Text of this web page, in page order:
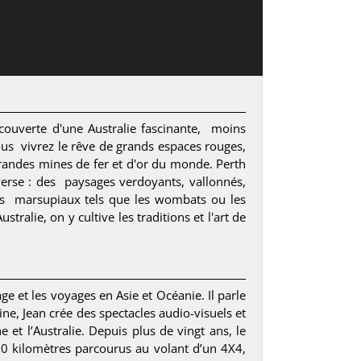
d'une Australie fascinante, moins
vivrez le rêve de grands espaces rouges,
mines de fer et d'or du monde. Perth
: des paysages verdoyants, vallonnés,
marsupiaux tels que les wombats ou les
on y cultive les traditions et l'art de
et les voyages en Asie et Océanie. Il parle
Jean crée des spectacles audio-visuels et
et l’Australie. Depuis plus de vingt ans, le
kilomètres parcourus au volant d’un 4X4,